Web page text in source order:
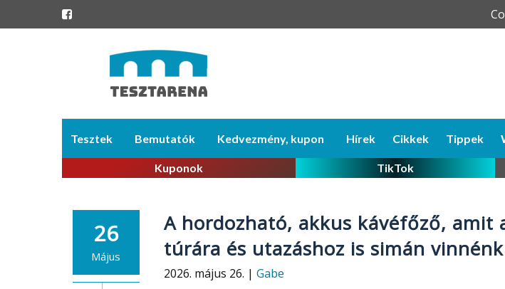
Skip
content
Tesztek Bemutatók Kedvezmény, kupon Hírek Cikkek Tippek
Kuponok TikTok
26
Május
A hordozható, akkus kávéfőző, amit
túrára és utazáshoz is simán vinnénk
2026. május 26. | Gabe